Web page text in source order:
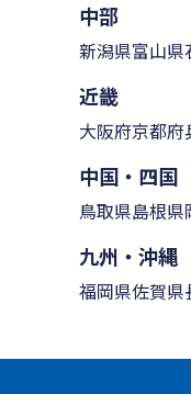
中部
新潟県富山県
近畿
大阪府京都府
中国・四国
鳥取県島根県
九州・沖縄
福岡県佐賀県